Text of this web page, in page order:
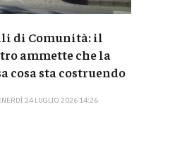
di Comunità: il
ammette che la
cosa sta costruendo
24 LUGLIO 2026 14:26